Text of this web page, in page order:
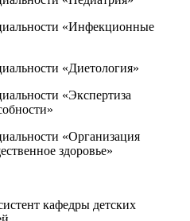
«Инфекционные
«Диетология»
«Экспертиза
«Организация
здоровье»
кафедры детских